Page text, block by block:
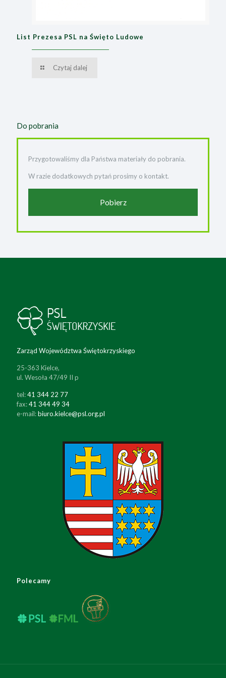
List Prezesa PSL na Święto Ludowe
Czytaj dalej
Do pobrania
Przygotowaliśmy dla Państwa materiały do pobrania.
W razie dodatkowych pytań prosimy o kontakt.
Pobierz
Zarząd Województwa Świętokrzyskiego
25-363 Kielce,
ul. Wesoła 47/49 II p
tel:41 344 22 77
fax:41 344 49 34
e-mail:biuro.kielce@psl.org.pl
Polecamy